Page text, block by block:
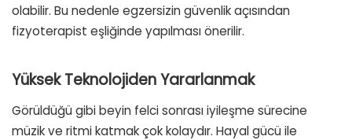
olabilir. Bu nedenle egzersizin güvenlik açısından
fizyoterapist eşliğinde yapılması önerilir.
Yüksek Teknolojiden Yararlanmak
Görüldüğü gibi beyin felci sonrası iyileşme sürecine
müzik ve ritmi katmak çok kolaydır. Hayal gücü ile